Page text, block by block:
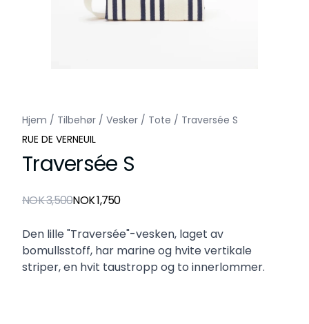
Hjem / Tilbehør / Vesker / Tote / Traversée S
RUE DE VERNEUIL
Traversée S
Produktdetaljer
NOK 3,500NOK 1,750
Description
Den lille "Traversée"-vesken, laget av
bomullsstoff, har marine og hvite vertikale
striper, en hvit taustropp og to innerlommer.